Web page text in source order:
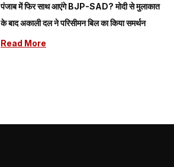
पंजाब में फिर साथ आएंगे BJP-SAD? मोदी से मुलाकात
के बाद अकाली दल ने परिसीमन बिल का किया समर्थन
Read More